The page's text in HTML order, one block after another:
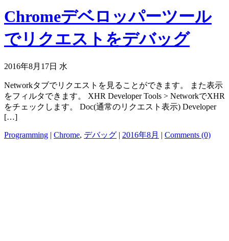
Chromeデベロッパーツール
でリクエストをデバッグ
2016年8月17日 水
Networkタブでリクエストを見ることができます。 また表示
をフィルタできます。 XHR Developer Tools > NetworkでXHR
をチェックします。 Doc(通常のリクエスト表示) Developer
[…]
Programming | Chrome, デバッグ | 2016年8月 | Comments (0)